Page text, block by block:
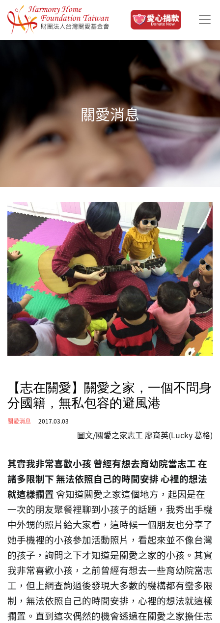
移至主內容
關愛消息
【志在關愛】關愛之家，一個不問身
分國籍，無私包容的避風港
關愛消息 2017.03.03
圖文/關愛之家志工 廖育英(Lucky 葛格)
其實我非常喜歡小孩 曾經有想去育幼院當志工 在
諸多限制下 無法依照自己的時間安排 心裡的想法
就這樣擱置 會知道關愛之家這個地方，起因是在
一次的朋友聚餐裡聊到小孩子的話題，我秀出手機
中外甥的照片給大家看，這時候一個朋友也分享了
她手機裡的小孩參加活動照片，看起來並不像台灣
的孩子，詢問之下才知道是關愛之家的小孩。其實
我非常喜歡小孩，之前曾經有想去一些育幼院當志
工，但上網查詢過後發現大多數的機構都有蠻多限
制，無法依照自己的時間安排，心裡的想法就這樣
擱置。直到這次偶然的機會透過在關愛之家擔任志